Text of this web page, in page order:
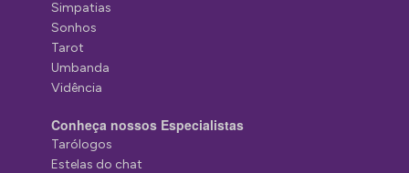
Simpatias
Sonhos
Tarot
Umbanda
Vidência
Conheça nossos Especialistas
Tarólogos
Estelas do chat